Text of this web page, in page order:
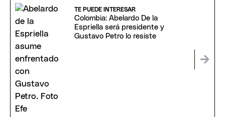
TE PUEDE INTERESAR
Colombia: Abelardo De la
Espriella será presidente y
Gustavo Petro lo resiste